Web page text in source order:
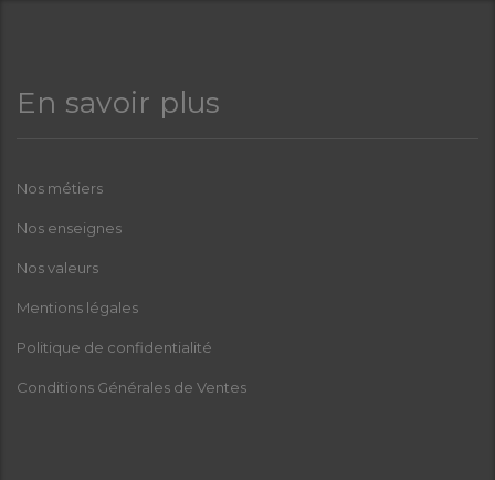
En savoir plus
Nos métiers
Nos enseignes
Nos valeurs
Mentions légales
Politique de confidentialité
Conditions Générales de Ventes